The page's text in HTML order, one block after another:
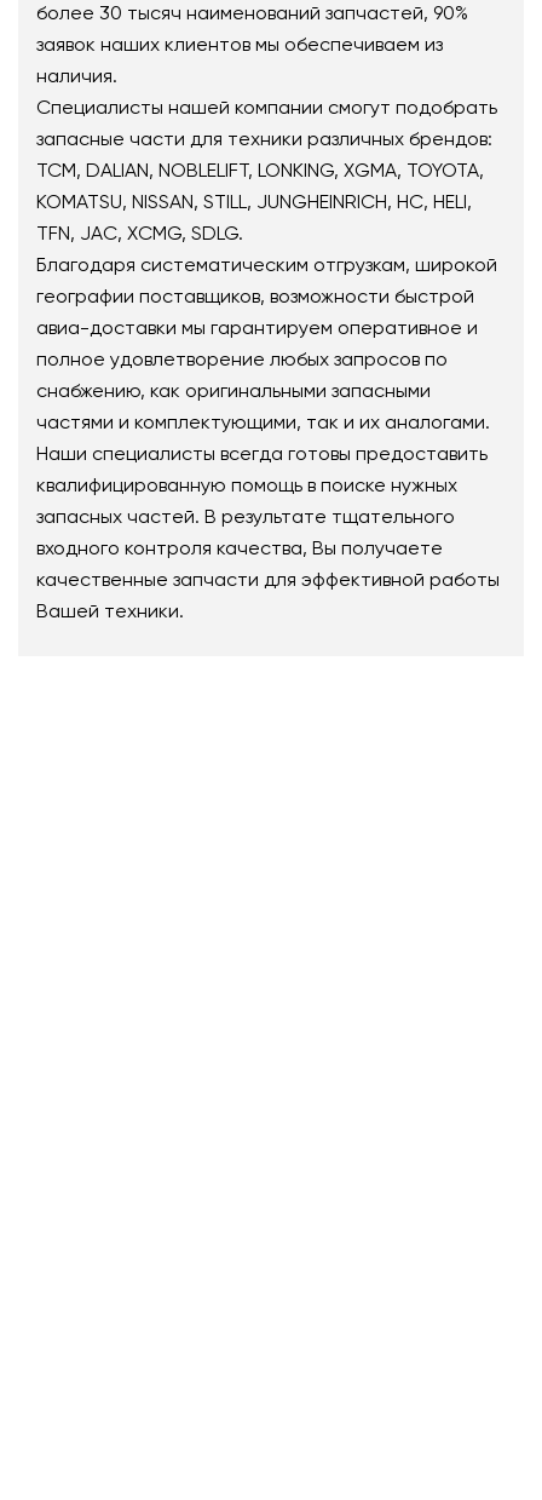
более 30 тысяч наименований запчастей, 90%
заявок наших клиентов мы обеспечиваем из
наличия.
Специалисты нашей компании смогут подобрать
запасные части для техники различных брендов:
TCM, DALIAN, NOBLELIFT, LONKING, XGMA, TOYOTA,
KOMATSU, NISSAN, STILL, JUNGHEINRICH, HC, HELI,
TFN, JAC, XCMG, SDLG.
Благодаря систематическим отгрузкам, широкой
географии поставщиков, возможности быстрой
авиа-доставки мы гарантируем оперативное и
полное удовлетворение любых запросов по
снабжению, как оригинальными запасными
частями и комплектующими, так и их аналогами.
Наши специалисты всегда готовы предоставить
квалифицированную помощь в поиске нужных
запасных частей. В результате тщательного
входного контроля качества, Вы получаете
качественные запчасти для эффективной работы
Вашей техники.